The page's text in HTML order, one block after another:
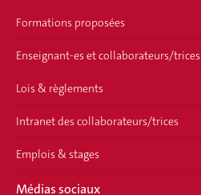
Formations proposées
Enseignant-es et collaborateurs/trices
Lois & règlements
Intranet des collaborateurs/trices
Emplois & stages
Médias sociaux